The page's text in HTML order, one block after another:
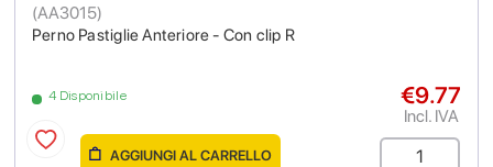
Perno Pastiglie Anteriore - Con clip R
(AA3015)
4 Disponibile €9.77
Incl. IVA
AGGIUNGI AL CARRELLO